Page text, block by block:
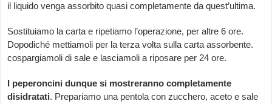
il liquido venga assorbito quasi completamente da quest’ultima.
Sostituiamo la carta e ripetiamo l’operazione, per altre 6 ore.
Dopodiché mettiamoli per la terza volta sulla carta assorbente.
cospargiamoli di sale e lasciamoli a riposare per 24 ore.
I peperoncini dunque si mostreranno completamente
disidratati. Prepariamo una pentola con zucchero, aceto e sale